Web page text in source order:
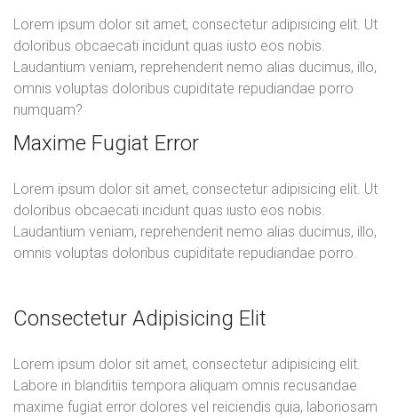
Lorem ipsum dolor sit amet, consectetur adipisicing elit. Ut
doloribus obcaecati incidunt quas iusto eos nobis.
Laudantium veniam, reprehenderit nemo alias ducimus, illo,
omnis voluptas doloribus cupiditate repudiandae porro
numquam?
Maxime Fugiat Error
Lorem ipsum dolor sit amet, consectetur adipisicing elit. Ut
doloribus obcaecati incidunt quas iusto eos nobis.
Laudantium veniam, reprehenderit nemo alias ducimus, illo,
omnis voluptas doloribus cupiditate repudiandae porro.
Consectetur Adipisicing Elit
Lorem ipsum dolor sit amet, consectetur adipisicing elit.
Labore in blanditiis tempora aliquam omnis recusandae
maxime fugiat error dolores vel reiciendis quia, laboriosam